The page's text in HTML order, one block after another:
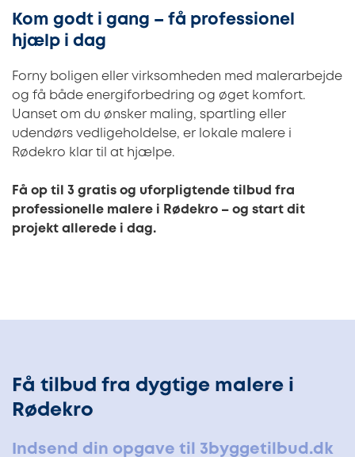
Kom godt i gang – få professionel
hjælp i dag
Forny boligen eller virksomheden med malerarbejde
og få både energiforbedring og øget komfort.
Uanset om du ønsker maling, spartling eller
udendørs vedligeholdelse, er lokale malere i
Rødekro klar til at hjælpe.
Få op til 3 gratis og uforpligtende tilbud fra
professionelle malere i Rødekro – og start dit
projekt allerede i dag.
Få tilbud fra dygtige malere i
Rødekro
Indsend din opgave til 3byggetilbud.dk